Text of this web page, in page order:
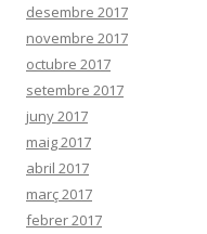
desembre 2017
novembre 2017
octubre 2017
setembre 2017
juny 2017
maig 2017
abril 2017
març 2017
febrer 2017